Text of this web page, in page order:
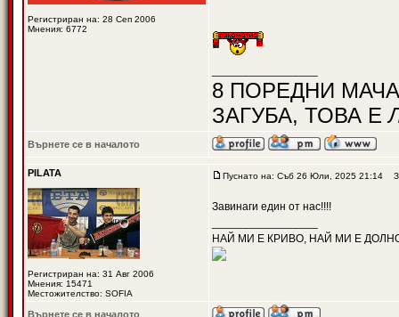
Регистриран на: 28 Сеп 2006
Мнения: 6772
8 ПОРЕДНИ
ЗАГУБА, ТОВА Е
Върнете се в началото
PILATA
Регистриран на: 31 Авг 2006
Мнения: 15471
Местожителство: SOFIA
Пуснато на: Съб 26 Юли, 2025 21:14
Завинаги един от нас!!!!
НАЙ МИ Е КРИВО, НАЙ МИ Е
Върнете се в началото